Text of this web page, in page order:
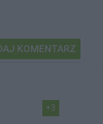
KOMENTARZ
+3